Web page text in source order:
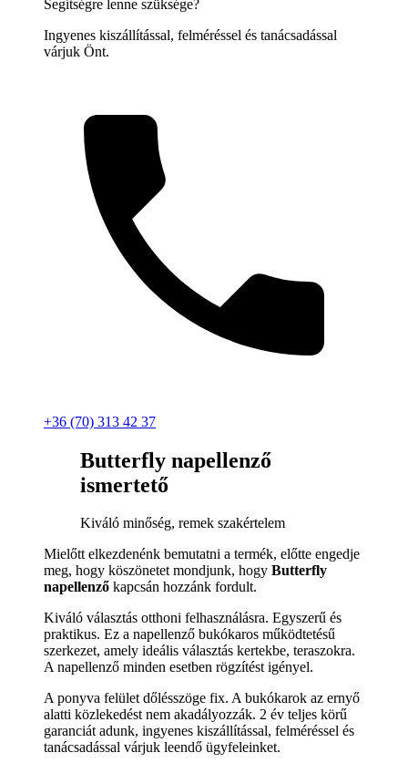
Segítségre lenne szüksége?
Ingyenes kiszállítással, felméréssel és tanácsadással
várjuk Önt.
+36 (70) 313 42 37
Butterfly napellenző
ismertető
Kiváló minőség, remek szakértelem
Mielőtt elkezdenénk bemutatni a termék, előtte engedje
meg, hogy köszönetet mondjunk, hogy Butterfly
napellenző kapcsán hozzánk fordult.
Kiváló választás otthoni felhasználásra. Egyszerű és
praktikus. Ez a napellenző bukókaros működtetésű
szerkezet, amely ideális választás kertekbe, teraszokra.
A napellenző minden esetben rögzítést igényel.
A ponyva felület dőlésszöge fix. A bukókarok az ernyő
alatti közlekedést nem akadályozzák. 2 év teljes körű
garanciát adunk, ingyenes kiszállítással, felméréssel és
tanácsadással várjuk leendő ügyfeleinket.